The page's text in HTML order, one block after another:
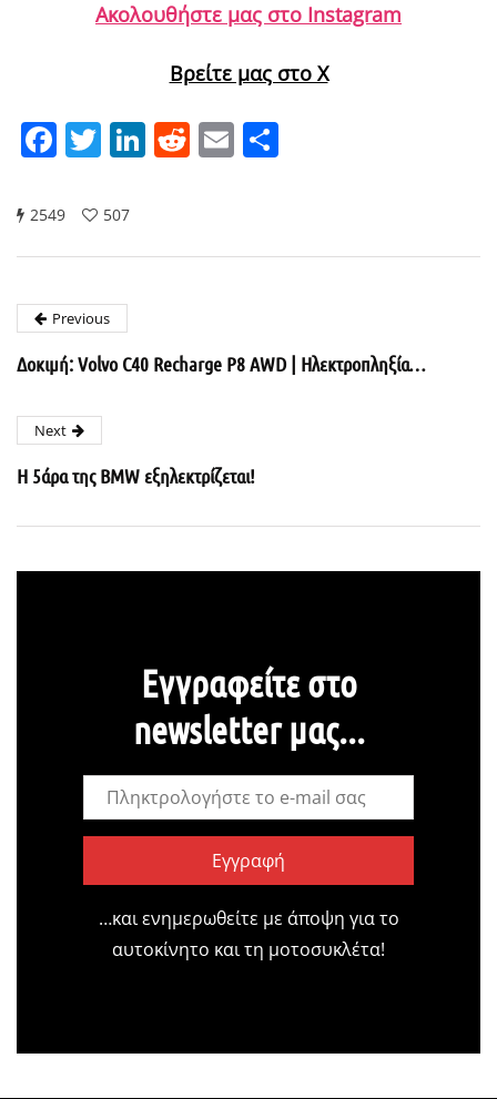
Ακολουθήστε μας στο Instagram
Βρείτε μας στο X
Facebook
Twitter
LinkedIn
Reddit
Email
2549 507
Previous
Δοκιμή: Volvo C40 Recharge P8 AWD | Ηλεκτροπληξία…
Next
H 5άρα της ΒMW εξηλεκτρίζεται!
Εγγραφείτε στο
newsletter μας...
Εγγραφή
…και ενημερωθείτε με άποψη για το
αυτοκίνητο και τη μοτοσυκλέτα!